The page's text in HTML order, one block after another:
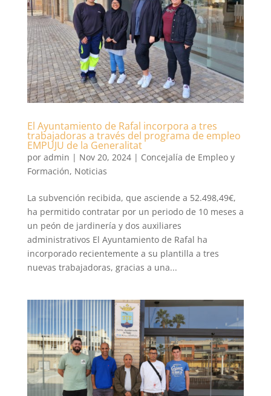
El Ayuntamiento de Rafal incorpora a tres
trabajadoras a través del programa de empleo
EMPUJU de la Generalitat
por admin | Nov 20, 2024| Concejalía de Empleo y
Formación, Noticias
La subvención recibida, que asciende a 52.498,49€,
ha permitido contratar por un periodo de 10 meses a
un peón de jardinería y dos auxiliares
administrativos El Ayuntamiento de Rafal ha
incorporado recientemente a su plantilla a tres
nuevas trabajadoras, gracias a una...